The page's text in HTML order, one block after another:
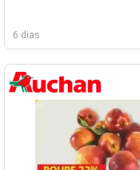
6 dias